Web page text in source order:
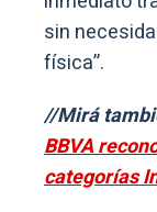
sin
física”.
//Mirá
BBVA
categorías